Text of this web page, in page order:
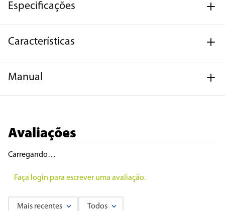
Especificações
Características
Manual
Avaliações
Carregando…
Faça login para escrever uma avaliação.
Mais recentes Todos